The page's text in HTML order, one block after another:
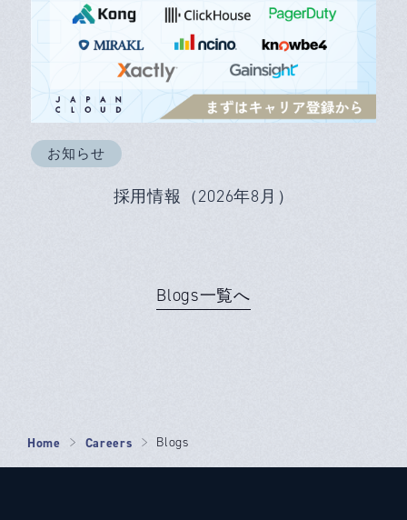
お知らせ
採用情報（2026年8月）
Blogs一覧へ
Home Careers Blogs